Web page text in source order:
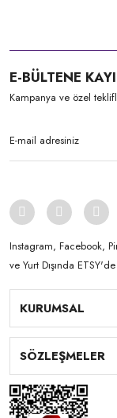
E-BÜLTENE
Kampanya ve özel
Instagram, Facebook,
ve Yurt Dışında
KURUMSAL
SÖZLEŞMELER